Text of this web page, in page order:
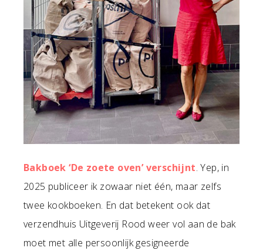
Bakboek ‘De zoete oven’ verschijnt. Yep, in
2025 publiceer ik zowaar niet één, maar zelfs
twee kookboeken. En dat betekent ook dat
verzendhuis Uitgeverij Rood weer vol aan de bak
moet met alle persoonlijk gesigneerde